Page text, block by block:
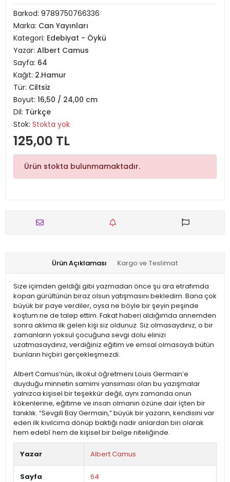
Barkod: 9789750766336
Marka: Can Yayınları
Kategori: Edebiyat - Öykü
Yazar: Albert Camus
Sayfa: 64
Kağıt: 2.Hamur
Tür: Ciltsiz
Boyut: 16,50 / 24,00 cm
Dil: Türkçe
Stok: Stokta yok
125,00 TL
Ürün stokta bulunmamaktadır.
Ürün Açıklaması Kargo ve Teslimat
Size içimden geldiği gibi yazmadan önce şu ara etrafımda
kopan gürültünün biraz olsun yatışmasını bekledim. Bana çok
büyük bir paye verdiler, oysa ne böyle bir şeyin peşinde
koştum ne de talep ettim. Fakat haberi aldığımda annemden
sonra aklıma ilk gelen kişi siz oldunuz. Siz olmasaydınız, o bir
zamanların yoksul çocuğuna sevgi dolu elinizi
uzatmasaydınız, verdiğiniz eğitim ve emsal olmasaydı bütün
bunların hiçbiri gerçekleşmezdi.
Albert Camus’nün, ilkokul öğretmeni Louis Germain’e
duyduğu minnetin samimi yansıması olan bu yazışmalar
yalnızca kişisel bir teşekkür değil, aynı zamanda onun
kökenlerine, eğitime ve insan olmanın özüne dair içten bir
tanıklık. “Sevgili Bay Germain,” büyük bir yazarın, kendisini var
eden ilk kıvılcıma dönüp baktığı nadir anlardan biri olarak
hem edebî hem de kişisel bir belge niteliğinde.
Yazar Albert Camus
Sayfa 64